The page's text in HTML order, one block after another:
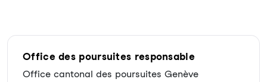
Office des poursuites responsable
Office cantonal des poursuites Genève